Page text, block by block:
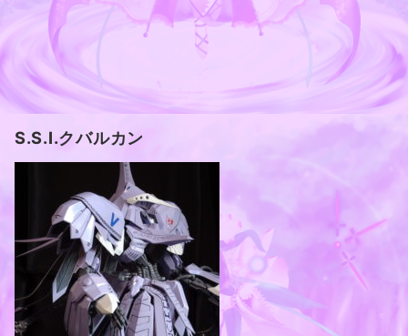
S.S.I.クバルカン